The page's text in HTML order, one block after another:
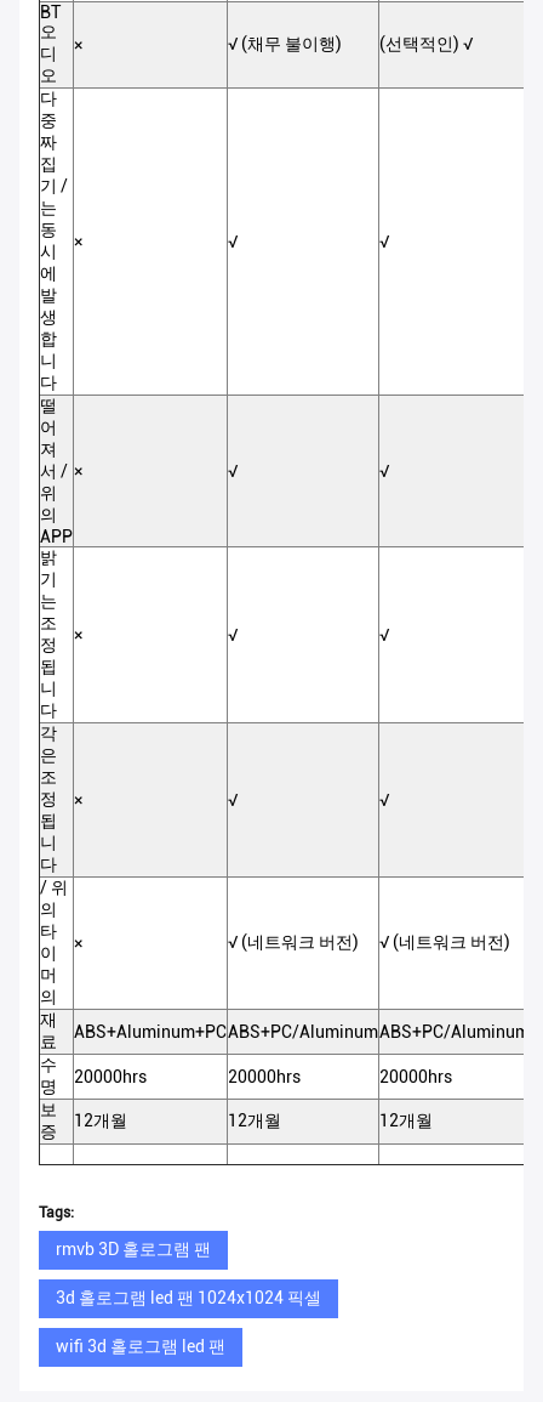
BT
오
디
오
× √ (채무 불이행) (선택적인) √
다
중
짜
집
기 /
는
동
시
에
발
생
합
니
다
× √ √
떨
어
져
서 /
위
의
APP
× √ √
밝
기
는
조
정
됩
니
다
× √ √
각
은
조
정
됩
니
다
× √ √
/ 위
의
타
이
머
의
× √ (네트워크 버전) √ (네트워크 버전)
재
료
ABS+Aluminum+PCABS+PC/AluminumABS+PC/Aluminum
수
명
20000hrs 20000hrs 20000hrs
보
증
12개월 12개월 12개월
Tags:
rmvb 3D 홀로그램 팬
3d 홀로그램 led 팬 1024x1024 픽셀
wifi 3d 홀로그램 led 팬